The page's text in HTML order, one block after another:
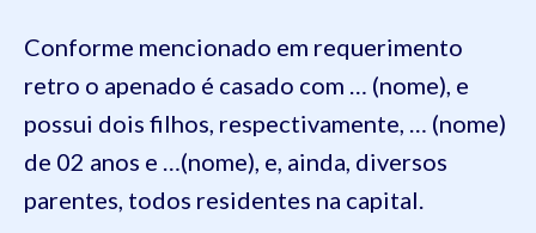
Conforme mencionado em requerimento
retro o apenado é casado com … (nome), e
possui dois filhos, respectivamente, … (nome)
de 02 anos e …(nome), e, ainda, diversos
parentes, todos residentes na capital.